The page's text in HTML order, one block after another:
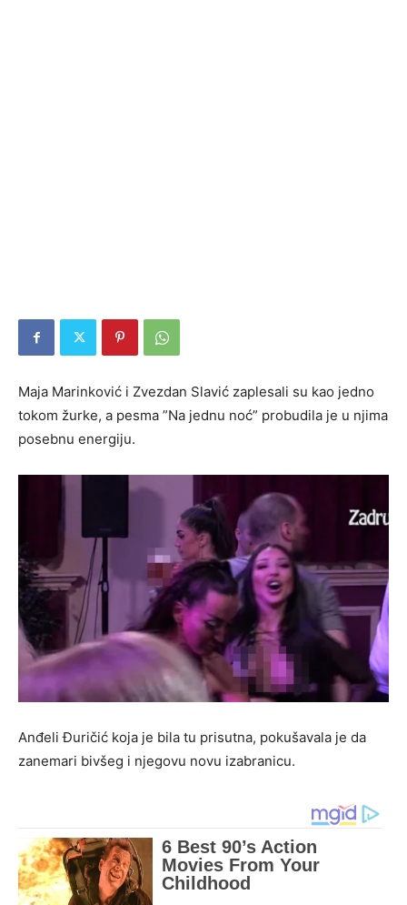
Maja Marinković i Zvezdan Slavić zaplesali su kao jedno
tokom žurke, a pesma ”Na jednu noć” probudila je u njima
posebnu energiju.
Anđeli Đuričić koja je bila tu prisutna, pokušavala je da
zanemari bivšeg i njegovu novu izabranicu.